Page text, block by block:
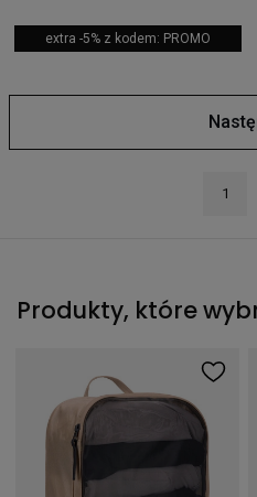
extra -5% z kodem: PROMO
1
Produkty, które